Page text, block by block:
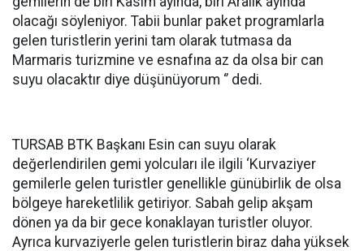
olacağı söyleniyor. Tabii bunlar paket programlarla
gelen turistlerin yerini tam olarak tutmasa da
Marmaris turizmine ve esnafına az da olsa bir can
suyu olacaktır diye düşünüyorum ‘’ dedi.
TURSAB BTK Başkanı Esin can suyu olarak
değerlendirilen gemi yolcuları ile ilgili ‘Kurvaziyer
gemilerle gelen turistler genellikle günübirlik de olsa
bölgeye hareketlilik getiriyor. Sabah gelip akşam
dönen ya da bir gece konaklayan turistler oluyor.
Ayrıca kurvaziyerle gelen turistlerin biraz daha yüksek